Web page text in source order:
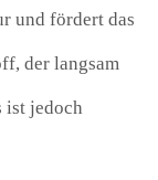
und fördert das
der langsam
ist jedoch